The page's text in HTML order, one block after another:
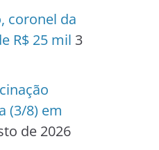
coronel da
R$ 25 mil 3
(3/8) em
de 2026